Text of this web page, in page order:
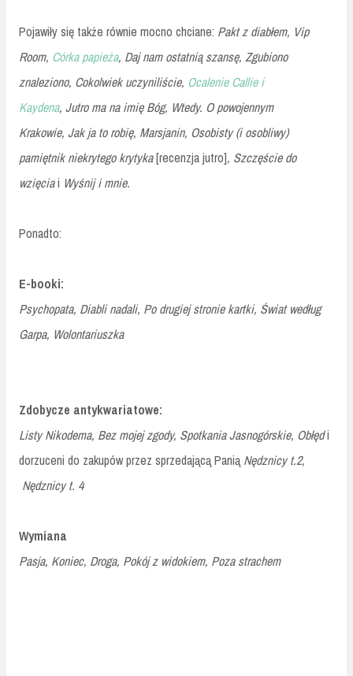
Pojawiły się także równie mocno chciane: Pakt z diabłem, Vip
Room, Córka papieża, Daj nam ostatnią szansę, Zgubiono
znaleziono, Cokolwiek uczyniliście, Ocalenie Callie i
Kaydena, Jutro ma na imię Bóg, Wtedy. O powojennym
Krakowie, Jak ja to robię, Marsjanin, Osobisty (i osobliwy)
pamiętnik niekrytego krytyka[recenzja jutro], Szczęście do
wzięciai Wyśnij i mnie.
Ponadto:
E-booki:
Psychopata, Diabli nadali, Po drugiej stronie kartki, Świat według
Garpa, Wolontariuszka
Zdobycze antykwariatowe:
Listy Nikodema, Bez mojej zgody, Spotkania Jasnogórskie, Obłędi
dorzuceni do zakupów przez sprzedającą Panią Nędznicy t.2,
Nędznicy t. 4
Wymiana
Pasja, Koniec, Droga, Pokój z widokiem, Poza strachem